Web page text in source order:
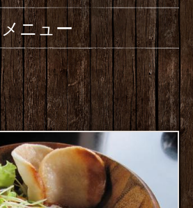
メニュー